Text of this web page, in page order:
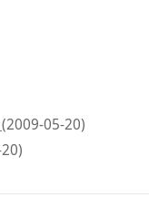
(2009-05-20)